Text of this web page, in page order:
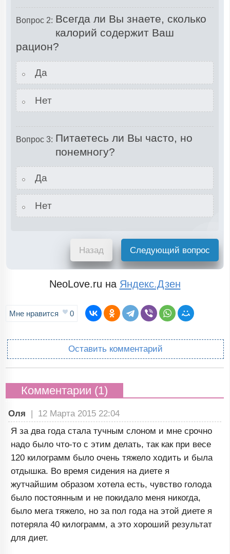
Вопрос 2: Всегда ли Вы знаете, сколько
калорий содержит Ваш
рацион?
Да
Нет
Вопрос 3: Питаетесь ли Вы часто, но
понемногу?
Да
Нет
Назад Следующий вопрос
NeoLove.ru на Яндекс.Дзен
Мне нравится 0
Оставить комментарий
Комментарии (1)
Оля
12 Марта 2015 22:04
Я за два года стала тучным слоном и мне срочно
надо было что-то с этим делать, так как при весе
120 килограмм было очень тяжело ходить и была
отдышка. Во время сидения на диете я
жутчайшим образом хотела есть, чувство голода
было постоянным и не покидало меня никогда,
было мега тяжело, но за пол года на этой диете я
потеряла 40 килограмм, а это хороший результат
для диет.